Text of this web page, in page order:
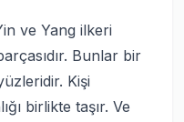
ve Yang ilkeri
Bunlar bir
Kişi
birlikte taşır. Ve